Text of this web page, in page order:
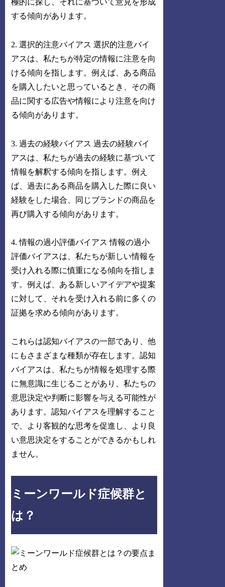
極的に探し、それに基づいて意見を形成
する傾向があります。
2. 選択的注意バイアス 選択的注意バイ
アスは、私たちが特定の情報に注意を向
ける傾向を指します。例えば、ある商品
を購入したいと思っているとき、その商
品に関する広告や情報により注意を向け
る傾向があります。
3. 過去の経験バイアス 過去の経験バイ
アスは、私たちが過去の経験に基づいて
情報を解釈する傾向を指します。例え
ば、過去にある商品を購入した際に良い
経験をした場合、同じブランドの商品を
再び購入する傾向があります。
4. 情報の過小評価バイアス 情報の過小
評価バイアスは、私たちが新しい情報を
受け入れる際に慎重になる傾向を指しま
す。例えば、ある新しいアイデアや提案
に対して、それを受け入れる前に多くの
証拠を求める傾向があります。
これらは認知バイアスの一部であり、他
にもさまざまな種類が存在します。認知
バイアスは、私たちが情報を処理する際
に無意識に生じることがあり、私たちの
意思決定や判断に影響を与える可能性が
あります。認知バイアスを理解すること
で、より客観的な思考を促進し、より良
い意思決定をすることができるかもしれ
ません。
ミーンワールド症候群と
は？